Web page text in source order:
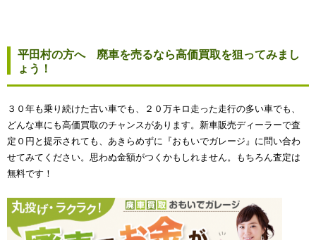
平田村の方へ 廃車を売るなら高価買取を狙ってみまし
ょう！
３０年も乗り続けた古い車でも、２０万キロ走った走行の多い車でも、
どんな車にも高価買取のチャンスがあります。新車販売ディーラーで査
定０円と提示されても、あきらめずに『おもいでガレージ』に問い合わ
せてみてください。思わぬ金額がつくかもしれません。もちろん査定は
無料です！